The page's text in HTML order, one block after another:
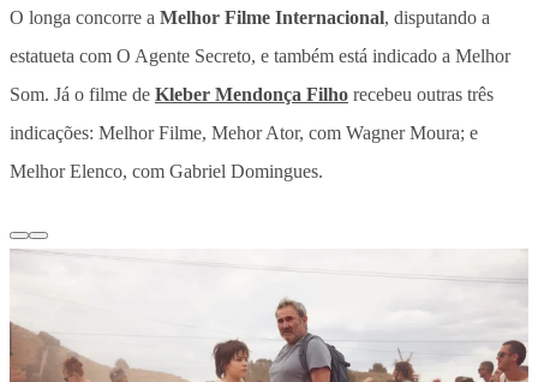
O longa concorre a Melhor Filme Internacional, disputando a
estatueta com O Agente Secreto, e também está indicado a Melhor
Som. Já o filme de Kleber Mendonça Filho recebeu outras três
indicações: Melhor Filme, Mehor Ator, com Wagner Moura; e
Melhor Elenco, com Gabriel Domingues.